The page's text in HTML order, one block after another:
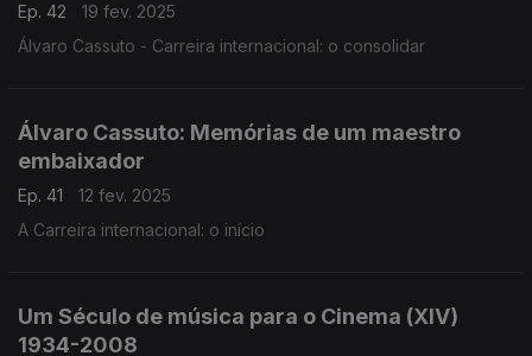
Ep. 42
19 fev. 2025
Álvaro Cassuto - Carreira internacional: o consolidar
Álvaro Cassuto: Memórias de um maestro
embaixador
Ep. 41
12 fev. 2025
A Carreira internacional: o início
Um Século de música para o Cinema (XIV)
1934-2008